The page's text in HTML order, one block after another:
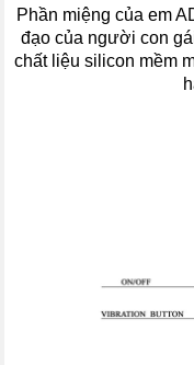
Phần miệng của em
đạo của người con
chất liệu silicon mềm